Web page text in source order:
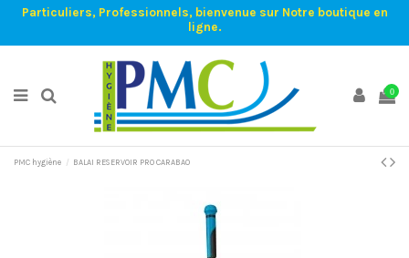
Particuliers, Professionnels, bienvenue sur Notre boutique en
ligne.
0
PMC hygiène BALAI RESERVOIR PRO CARABAO